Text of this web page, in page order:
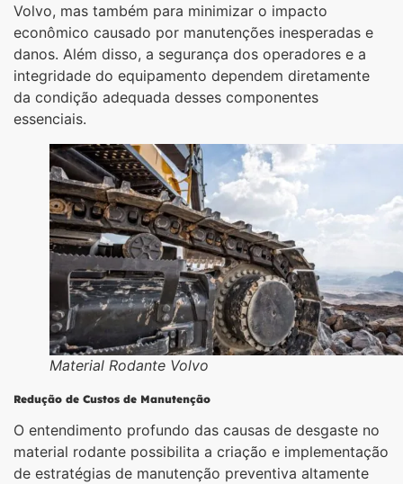
Volvo, mas também para minimizar o impacto
econômico causado por manutenções inesperadas e
danos. Além disso, a segurança dos operadores e a
integridade do equipamento dependem diretamente
da condição adequada desses componentes
essenciais.
Material Rodante Volvo
Redução de Custos de Manutenção
O entendimento profundo das causas de desgaste no
material rodante possibilita a criação e implementação
de estratégias de manutenção preventiva altamente